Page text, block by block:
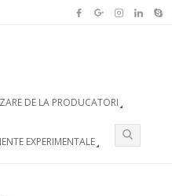
DE LA PRODUCATORI
EXPERIMENTALE